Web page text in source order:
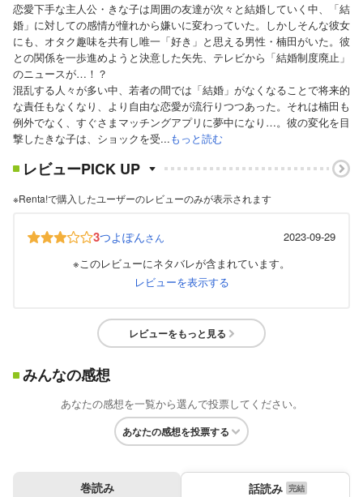
恋愛下手な主人公・きな子は周囲の友達が次々と結婚していく中、「結
婚」に対しての感情が憧れから嫌いに変わっていた。しかしそんな彼女
にも、オタク趣味を共有し唯一「好き」と思える男性・楠田がいた。彼
との関係を一歩進めようと決意した矢先、テレビから「結婚制度廃止」
のニュースが…！？
混乱する人々が多い中、若者の間では「結婚」がなくなることで将来的
な責任もなくなり、より自由な恋愛が流行りつつあった。それは楠田も
例外でなく、すぐさまマッチングアプリに夢中になり…。彼の変化を目
撃したきな子は、ショックを受...もっと読む
レビューPICK UP
※Renta!で購入したユーザーのレビューのみが表示されます
3つよぽんさん
2023-09-29
※このレビューにネタバレが含まれています。
レビューを表示する
レビューをもっと見る
みんなの感想
あなたの感想を一覧から選んで投票してください。
あなたの感想を投票する
巻読み 話読み